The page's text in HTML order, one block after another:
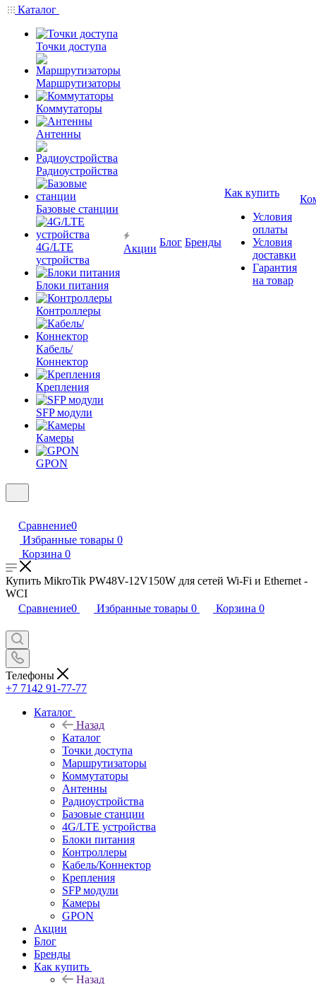
Каталог
Точки доступа
Маршрутизаторы
Коммутаторы
Антенны
Радиоустройства
Базовые станции
4G/LTE
устройства
Блоки питания
Контроллеры
Кабель/
Коннектор
Крепления
SFP модули
Камеры
GPON
Акции
Блог Бренды
Как купить
Условия
оплаты
Условия
доставки
Гарантия
на товар
Сравнение0
Избранные товары 0
Корзина 0
Купить MikroTik PW48V-12V150W для сетей Wi-Fi и Ethernet -
WCI
Сравнение0 Избранные товары 0 Корзина 0
Телефоны
+7 7142 91-77-77
Каталог
Назад
Каталог
Точки доступа
Маршрутизаторы
Коммутаторы
Антенны
Радиоустройства
Базовые станции
4G/LTE устройства
Блоки питания
Контроллеры
Кабель/Коннектор
Крепления
SFP модули
Камеры
GPON
Акции
Блог
Бренды
Как купить
Назад